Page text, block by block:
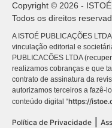
Copyright © 2026 -
Todos os direitos
A ISTOÉ PUBLICAÇÕES
vinculação editorial e
PUBLICACÕES LTDA
realizamos cobranças e que
contrato de assinatura da
autorizamos terceiros a fazê-
conteúdo digital “https://
Política de Privacidade